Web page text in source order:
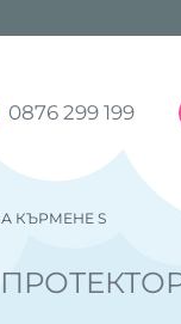
0876 299 199
КЪРМЕНЕ S